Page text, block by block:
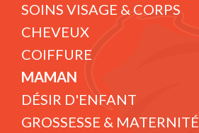
SOINS VISAGE & CORPS
CHEVEUX
COIFFURE
MAMAN
DÉSIR D'ENFANT
GROSSESSE & MATERNITÉ